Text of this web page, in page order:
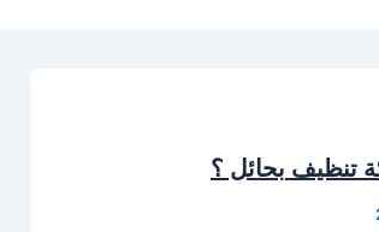
تنظيف بحائل ؟